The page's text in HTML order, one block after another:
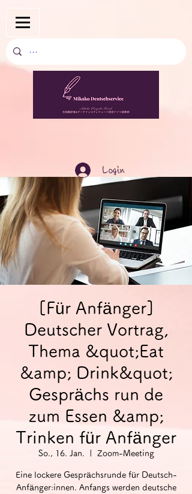
Login
[Für Anfänger]
Deutscher Vortrag,
Thema &quot;Eat
&amp; Drink&quot;
Gesprächs run de
zum Essen &amp;
Trinken für Anfänger
So., 16. Jan. Zoom-Meeting
Eine lockere Gesprächsrunde für Deutsch-
Anfänger:innen. Anfangs werden deutsche